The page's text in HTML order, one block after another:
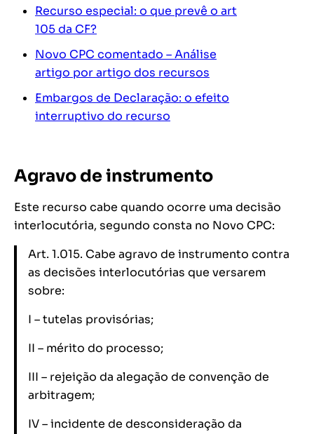
Recurso especial: o que prevê o art
105 da CF?
Novo CPC comentado – Análise
artigo por artigo dos recursos
Embargos de Declaração: o efeito
interruptivo do recurso
Agravo de instrumento
Este recurso cabe quando ocorre uma decisão
interlocutória, segundo consta no Novo CPC:
Art. 1.015. Cabe agravo de instrumento contra
as decisões interlocutórias que versarem
sobre:
I – tutelas provisórias;
II – mérito do processo;
III – rejeição da alegação de convenção de
arbitragem;
IV – incidente de desconsideração da